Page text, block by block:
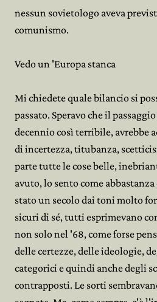
nessun sovietologo aveva
comunismo.
Vedo un 'Europa stanca
Mi chiedete quale bilancio si
passato. Speravo che il
decennio così terribile, avrebbe
di incertezza, titubanza,
parte tutte le cose belle,
avuto, lo sento come
stato un secolo dai toni molto
sicuri di sé, tutti esprimevano
non solo nel '68, come forse
delle certezze, delle ideologie,
categorici e quindi anche degli
contrapposti. Le sorti